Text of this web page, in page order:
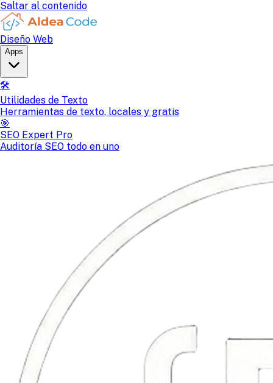
Saltar al contenido
Diseño Web
Apps
🛠️
Utilidades de Texto
Herramientas de texto, locales y gratis
🎯
SEO Expert Pro
Auditoría SEO todo en uno